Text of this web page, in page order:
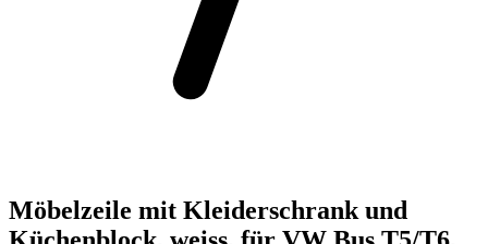
Möbelzeile mit Kleiderschrank und